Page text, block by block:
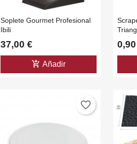
Soplete Gourmet Profesional
Ibili
37,00 €
add_shopping_cart Añadir
favorite_border